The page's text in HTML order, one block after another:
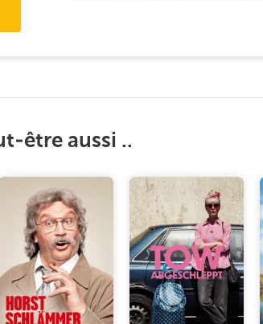
être aussi ..